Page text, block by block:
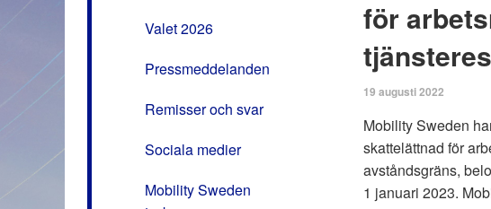
Valet 2026
Pressmeddelanden
Remisser och svar
Sociala medier
Mobility Sweden
för
19 augusti 2022
Mobility Sweden
skattelättnad för
avståndsgräns,
1 januari 2023.